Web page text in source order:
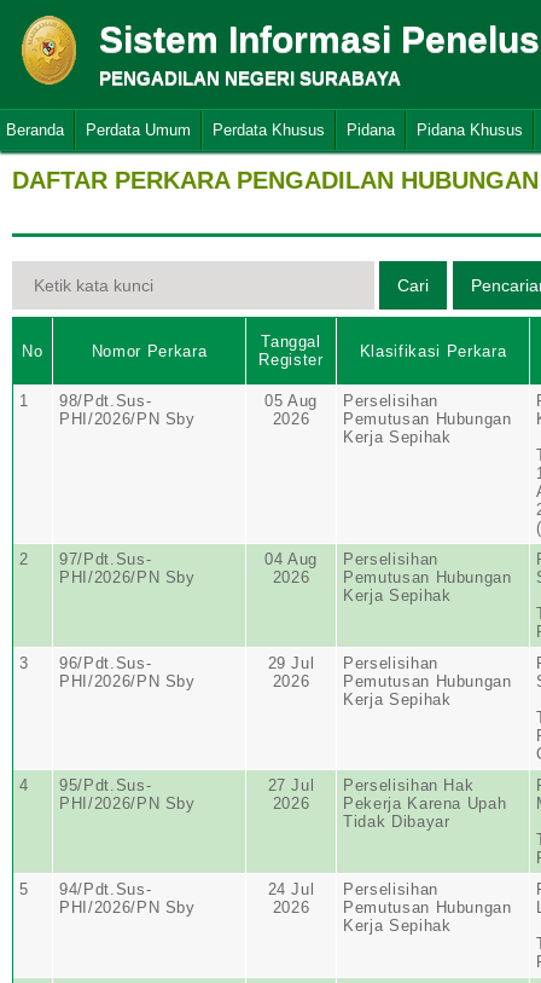
Sistem Informasi
PENGADILAN NEGERI SURABAYA
Beranda Perdata Umum Perdata Khusus Pidana Pidana Khusus
DAFTAR PERKARA PENGADILAN
No Nomor Perkara
Tanggal
Register
Klasifikasi Perkara
1
98/Pdt.Sus-
PHI/2026/PN Sby
05 Aug
2026
Perselisihan
Pemutusan Hubungan
Kerja Sepihak
2
97/Pdt.Sus-
PHI/2026/PN Sby
04 Aug
2026
Perselisihan
Pemutusan Hubungan
Kerja Sepihak
3
96/Pdt.Sus-
PHI/2026/PN Sby
29 Jul
2026
Perselisihan
Pemutusan Hubungan
Kerja Sepihak
4
95/Pdt.Sus-
PHI/2026/PN Sby
27 Jul
2026
Perselisihan Hak
Pekerja Karena Upah
Tidak Dibayar
5
94/Pdt.Sus-
PHI/2026/PN Sby
24 Jul
2026
Perselisihan
Pemutusan Hubungan
Kerja Sepihak